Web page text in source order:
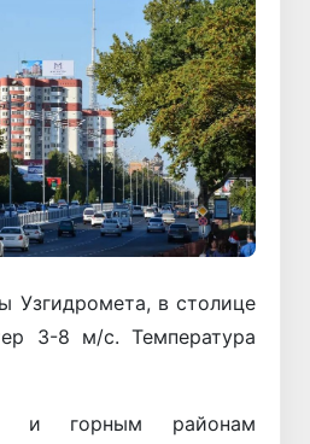
Узгидромета, в столице
3-8 м/с. Температура
и горным районам